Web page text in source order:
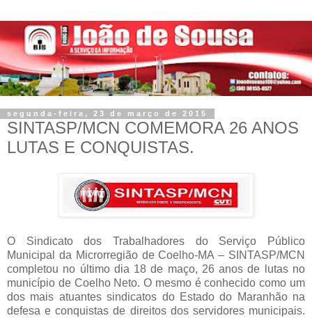
segunda-feira, 23 de março de 2015
SINTASP/MCN COMEMORA 26 ANOS
LUTAS E CONQUISTAS.
O Sindicato dos Trabalhadores do Serviço Público
Municipal da Microrregião de Coelho-MA – SINTASP/MCN
completou no último dia 18 de maço, 26 anos de lutas no
município de Coelho Neto. O mesmo é conhecido como um
dos mais atuantes sindicatos do Estado do Maranhão na
defesa e conquistas de direitos dos servidores municipais.